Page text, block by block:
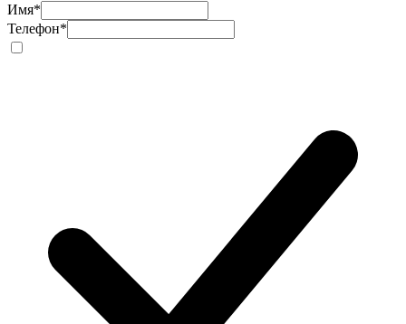
Имя*
Телефон*